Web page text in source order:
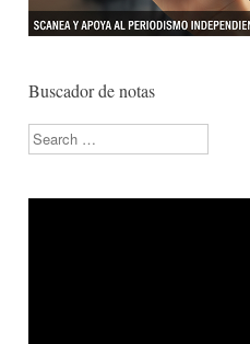
Buscador de notas
Search